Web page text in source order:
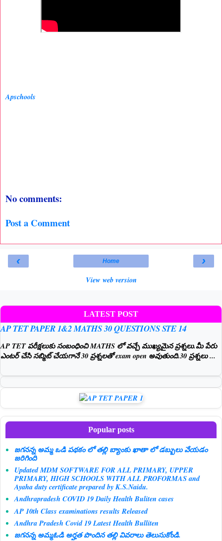
Apschools
No comments:
Post a Comment
‹ ›
Home
View web version
LATEST POST
AP TET PAPER 1&2 MATHS 30 QUESTIONS STE 14
AP TET పరీక్షలుకు సంబంధించి MATHS లో వచ్చే ముఖ్యమైన ప్రశ్నలు.మీ పేరు
ఎంటర్ చేసి సబ్మిట్ చేయగానే 30 ప్రశ్నలతో exam open అవుతుంది.30 ప్రశ్నలు ...
Popular posts
జగనన్న అమ్మ ఒడి పథకం లో తల్లి బ్యాంకు ఖాతా లో డబ్బులు వేయడం
జరిగింది
Updated MDM SOFTWARE FOR ALL PRIMARY, UPPER
PRIMARY, HIGH SCHOOLS WITH ALL PROFORMAS and
Ayaha duty certificate prepared by K.S.Naidu.
Andhrapradesh COVID 19 Daily Health Buliten cases
AP 10th Class examinations results Released
Andhra Pradesh Covid 19 Latest Health Bulliten
జగనన్న అమ్మఓడి అర్హత పొందిన తల్లి వివరాలు తెలుసుకోండి.